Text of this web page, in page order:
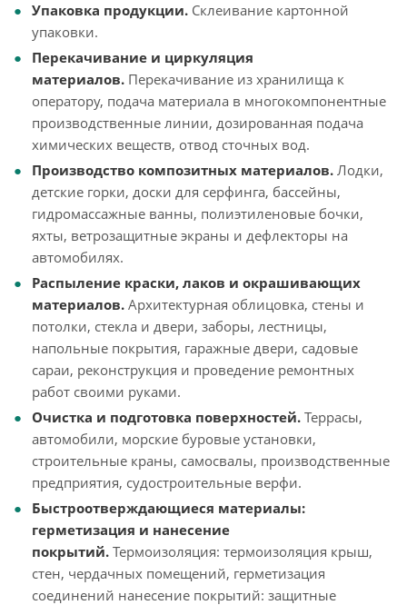
Упаковка продукции. Склеивание картонной
упаковки.
Перекачивание и циркуляция
материалов. Перекачивание из хранилища к
оператору, подача материала в многокомпонентные
производственные линии, дозированная подача
химических веществ, отвод сточных вод.
Производство композитных материалов. Лодки,
детские горки, доски для серфинга, бассейны,
гидромассажные ванны, полиэтиленовые бочки,
яхты, ветрозащитные экраны и дефлекторы на
автомобилях.
Распыление краски, лаков и окрашивающих
материалов. Архитектурная облицовка, стены и
потолки, стекла и двери, заборы, лестницы,
напольные покрытия, гаражные двери, садовые
сараи, реконструкция и проведение ремонтных
работ своими руками.
Очистка и подготовка поверхностей. Террасы,
автомобили, морские буровые установки,
строительные краны, самосвалы, производственные
предприятия, судостроительные верфи.
Быстроотверждающиеся материалы:
герметизация и нанесение
покрытий. Термоизоляция: термоизоляция крыш,
стен, чердачных помещений, герметизация
соединений нанесение покрытий: защитные